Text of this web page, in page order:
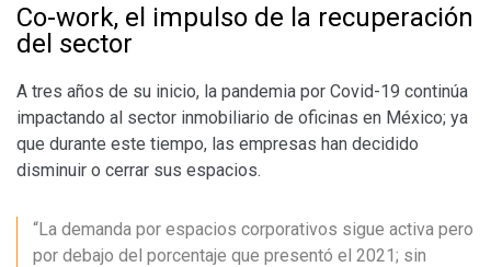
Co-work, el impulso de la recuperación
del sector
A tres años de su inicio, la pandemia por Covid-19 continúa
impactando al sector inmobiliario de oficinas en México; ya
que durante este tiempo, las empresas han decidido
disminuir o cerrar sus espacios.
“La demanda por espacios corporativos sigue activa pero
por debajo del porcentaje que presentó el 2021; sin